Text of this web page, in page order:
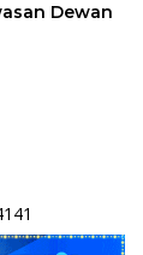
Dewan